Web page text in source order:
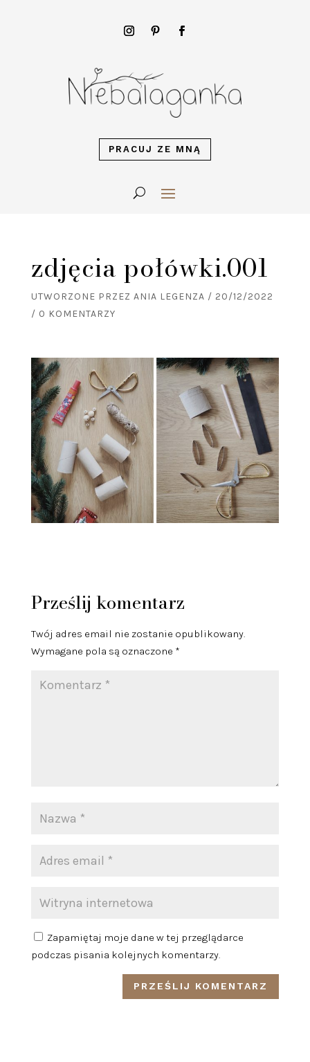
PRACUJ ZE MNĄ
zdjęcia połówki.001
UTWORZONE PRZEZ ANIA LEGENZA / 20/12/2022
/ 0 KOMENTARZY
Prześlij komentarz
Twój adres email nie zostanie opublikowany.
Wymagane pola są oznaczone *
Zapamiętaj moje dane w tej przeglądarce
podczas pisania kolejnych komentarzy.